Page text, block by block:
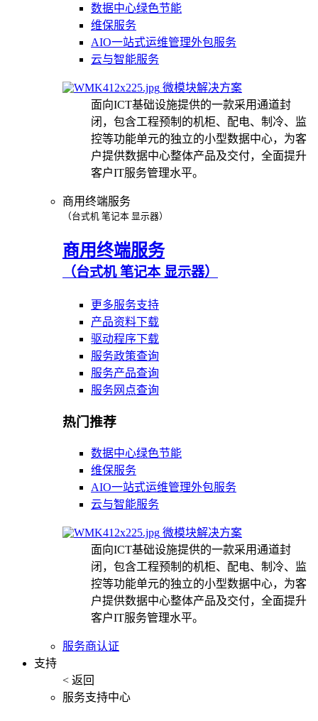
数据中心绿色节能
维保服务
AIO一站式运维管理外包服务
云与智能服务
微模块解决方案
面向ICT基础设施提供的一款采用通道封
闭，包含工程预制的机柜、配电、制冷、监
控等功能单元的独立的小型数据中心，为客
户提供数据中心整体产品及交付，全面提升
客户IT服务管理水平。
商用终端服务
（台式机 笔记本 显示器）
商用终端服务
（台式机 笔记本 显示器）
更多服务支持
产品资料下载
驱动程序下载
服务政策查询
服务产品查询
服务网点查询
热门推荐
数据中心绿色节能
维保服务
AIO一站式运维管理外包服务
云与智能服务
微模块解决方案
面向ICT基础设施提供的一款采用通道封
闭，包含工程预制的机柜、配电、制冷、监
控等功能单元的独立的小型数据中心，为客
户提供数据中心整体产品及交付，全面提升
客户IT服务管理水平。
服务商认证
支持
< 返回
服务支持中心